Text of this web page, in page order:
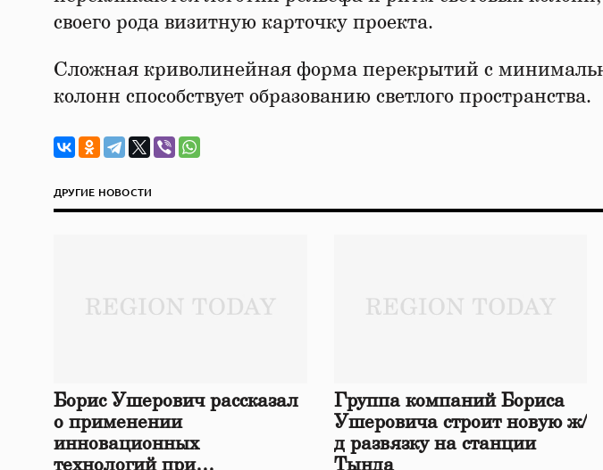
своего рода визитную карточку проекта.
Сложная криволинейная форма перекрытий с
колонн способствует образованию светлого пространства.
ДРУГИЕ НОВОСТИ
Борис Ушерович рассказал
о применении
инновационных
технологий при
Группа компаний Бориса
Ушеровича строит новую ж/
д развязку на станции
Тында